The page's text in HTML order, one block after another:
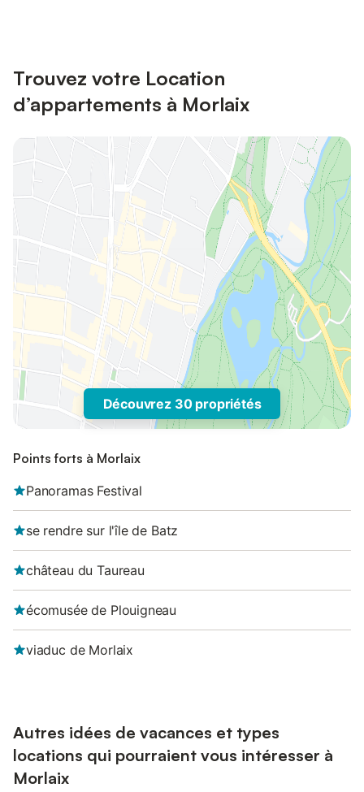
Trouvez votre Location
d’appartements à Morlaix
Découvrez 30 propriétés
Points forts à Morlaix
Panoramas Festival
se rendre sur l'île de Batz
château du Taureau
écomusée de Plouigneau
viaduc de Morlaix
Autres idées de vacances et types
locations qui pourraient vous intéresser à
Morlaix